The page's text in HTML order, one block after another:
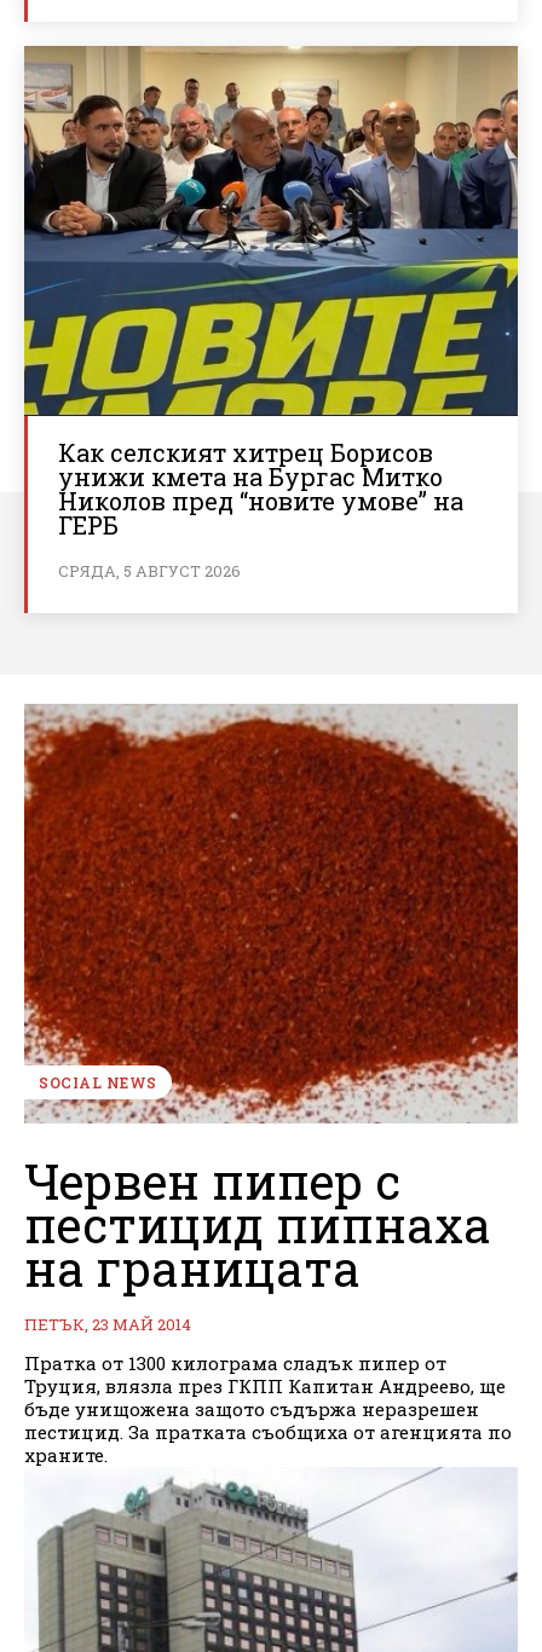
Как селският хитрец Борисов
унижи кмета на Бургас Митко
Николов пред “новите умове” на
ГЕРБ
СРЯДА, 5 АВГУСТ 2026
SOCIAL NEWS
Червен пипер с
пестицид пипнаха
на границата
ПЕТЪК, 23 МАЙ 2014
Пратка от 1300 килограма сладък пипер от
Труция, влязла през ГКПП Капитан Андреево, ще
бъде унищожена защото съдържа неразрешен
пестицид. За пратката съобщиха от агенцията по
храните.